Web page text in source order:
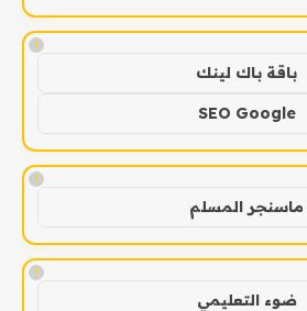
!
باقة باك لينك
SEO Google
!
ماسنجر المسلم
!
ضوء التعليمي